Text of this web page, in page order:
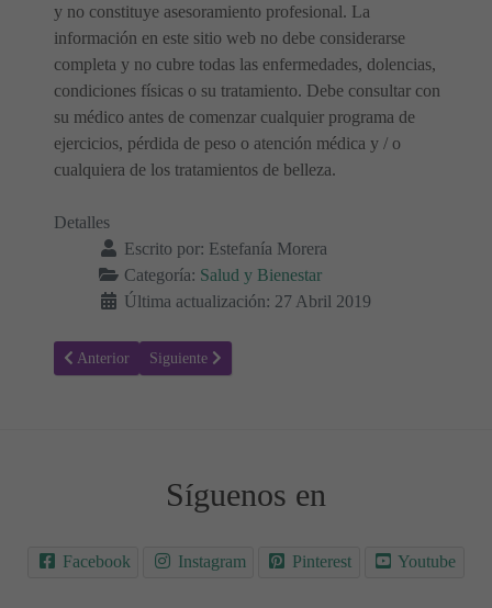
y no constituye asesoramiento profesional. La
información en este sitio web no debe considerarse
completa y no cubre todas las enfermedades, dolencias,
condiciones físicas o su tratamiento. Debe consultar con
su médico antes de comenzar cualquier programa de
ejercicios, pérdida de peso o atención médica y / o
cualquiera de los tratamientos de belleza.
Detalles
Escrito por: Estefanía Morera
Categoría: Salud y Bienestar
Última actualización: 27 Abril 2019
Artículo anterior: Infecciones por anquilostomas - Síntomas y
Anterior Artículo siguiente: Lo que necesitas saber sobre el
Siguiente
Síguenos en
Facebook Instagram Pinterest Youtube